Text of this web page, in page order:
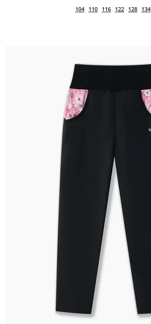
104 110 116 122 128 134